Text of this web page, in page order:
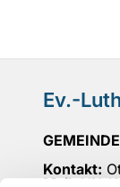
Ev.-
Kontakt:
Mail: UN-